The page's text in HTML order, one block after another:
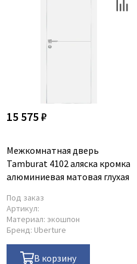
15 575 ₽
Межкомнатная дверь
Tamburat 4102 аляска кромка
алюминиевая матовая глухая
Под заказ
Артикул:
Материал: экошпон
Бренд: Uberture
В корзину